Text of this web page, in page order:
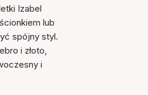
Izabel
lub
spójny styl.
i złoto,
i